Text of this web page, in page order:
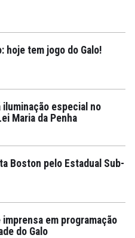
hoje tem jogo do Galo!
iluminação especial no
Maria da Penha
Boston pelo Estadual Sub-
em programação
do Galo